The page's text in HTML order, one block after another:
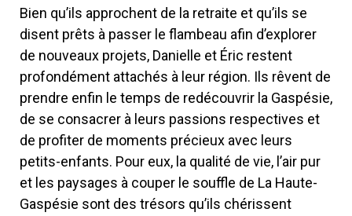
Bien qu’ils approchent de la retraite et qu’ils se
disent prêts à passer le flambeau afin d’explorer
de nouveaux projets, Danielle et Éric restent
profondément attachés à leur région. Ils rêvent de
prendre enfin le temps de redécouvrir la Gaspésie,
de se consacrer à leurs passions respectives et
de profiter de moments précieux avec leurs
petits-enfants. Pour eux, la qualité de vie, l’air pur
et les paysages à couper le souffle de La Haute-
Gaspésie sont des trésors qu’ils chérissent